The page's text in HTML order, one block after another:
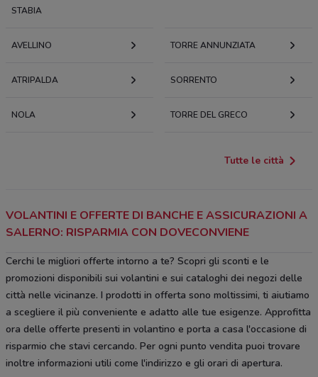
STABIA
AVELLINO TORRE ANNUNZIATA
ATRIPALDA SORRENTO
NOLA TORRE DEL GRECO
Tutte le città
VOLANTINI E OFFERTE DI BANCHE E ASSICURAZIONI A
SALERNO: RISPARMIA CON DOVECONVIENE
Cerchi le migliori offerte intorno a te? Scopri gli sconti e le
promozioni disponibili sui volantini e sui cataloghi dei negozi delle
città nelle vicinanze. I prodotti in offerta sono moltissimi, ti aiutiamo
a scegliere il più conveniente e adatto alle tue esigenze. Approfitta
ora delle offerte presenti in volantino e porta a casa l'occasione di
risparmio che stavi cercando. Per ogni punto vendita puoi trovare
inoltre informazioni utili come l'indirizzo e gli orari di apertura.